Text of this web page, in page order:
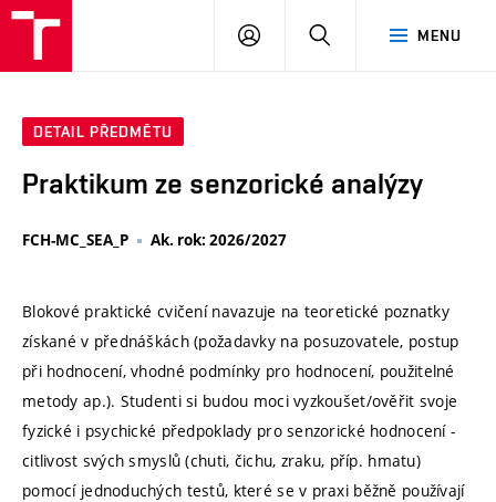
MENU
PŘIHLÁSIT
DETAIL PŘEDMĚTU
Praktikum ze senzorické analýzy
FCH-MC_SEA_P Ak. rok: 2026/2027
Blokové praktické cvičení navazuje na teoretické poznatky
získané v přednáškách (požadavky na posuzovatele, postup
při hodnocení, vhodné podmínky pro hodnocení, použitelné
metody ap.). Studenti si budou moci vyzkoušet/ověřit svoje
fyzické i psychické předpoklady pro senzorické hodnocení -
citlivost svých smyslů (chuti, čichu, zraku, příp. hmatu)
pomocí jednoduchých testů, které se v praxi běžně používají